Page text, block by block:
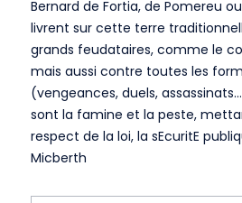
Bernard de Fortia, de Pomereu
livrent sur cette terre
grands feudataires, comme le
mais aussi contre toutes les
(vengeances, duels,
sont la famine et la peste,
respect de la loi, la sEcuritE
Micberth